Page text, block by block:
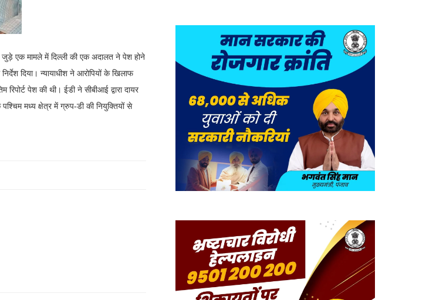
जुड़े एक मामले में दिल्ली की एक अदालत ने पेश होने
दिया। न्यायाधीश ने आरोपियों के खिलाफ
पेश की थी। ईडी ने सीबीआई द्वारा दायर
मध्य क्षेत्र में ग्रुप-डी की नियुक्तियों से